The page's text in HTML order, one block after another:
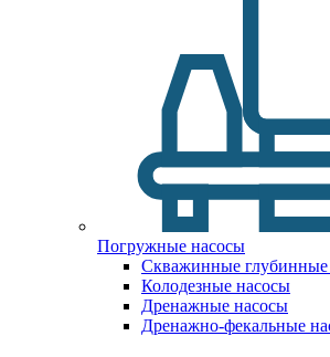
Погружные насосы
Скважинные глубинные
Колодезные насосы
Дренажные насосы
Дренажно-фекальные